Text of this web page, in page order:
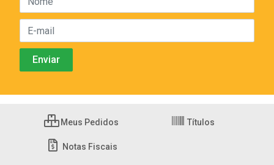
Meus Pedidos Títulos
Notas Fiscais